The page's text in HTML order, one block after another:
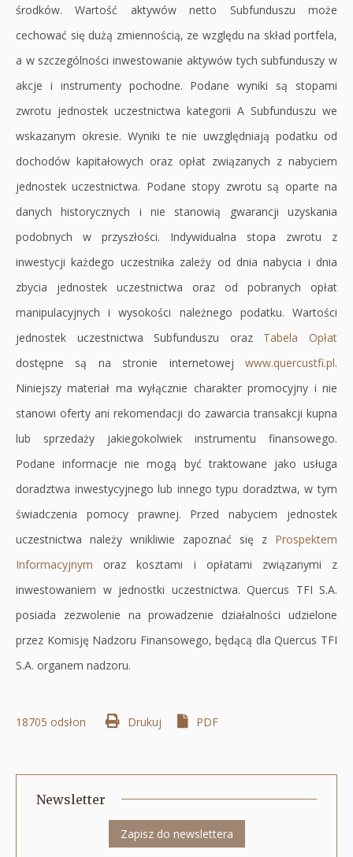
środków. Wartość aktywów netto Subfunduszu może
cechować się dużą zmiennością, ze względu na skład portfela,
a w szczególności inwestowanie aktywów tych subfunduszy w
akcje i instrumenty pochodne. Podane wyniki są stopami
zwrotu jednostek uczestnictwa kategorii A Subfunduszu we
wskazanym okresie. Wyniki te nie uwzględniają podatku od
dochodów kapitałowych oraz opłat związanych z nabyciem
jednostek uczestnictwa. Podane stopy zwrotu są oparte na
danych historycznych i nie stanowią gwarancji uzyskania
podobnych w przyszłości. Indywidualna stopa zwrotu z
inwestycji każdego uczestnika zależy od dnia nabycia i dnia
zbycia jednostek uczestnictwa oraz od pobranych opłat
manipulacyjnych i wysokości należnego podatku. Wartości
jednostek uczestnictwa Subfunduszu oraz Tabela Opłat
dostępne są na stronie internetowej www.quercustfi.pl
się
w
.
Niniejszy materiał ma wyłącznie charakter promocyjny i nie
stanowi oferty ani rekomendacji do zawarcia transakcji kupna
lub sprzedaży jakiegokolwiek instrumentu finansowego.
Podane informacje nie mogą być traktowane jako usługa
doradztwa inwestycyjnego lub innego typu doradztwa, w tym
świadczenia pomocy prawnej. Przed nabyciem jednostek
uczestnictwa należy wnikliwie zapoznać się z Prospektem
Informacyjnym Otworzy
się
w
nowej
karcie
oraz kosztami i opłatami związanymi z
inwestowaniem w jednostki uczestnictwa. Quercus TFI S.A.
posiada zezwolenie na prowadzenie działalności udzielone
przez Komisję Nadzoru Finansowego, będącą dla Quercus TFI
S.A. organem nadzoru.
Drukuj Otworzy
w
nowej
karcie
PDF
18705 odsłon
Newsletter
Zapisz do newslettera